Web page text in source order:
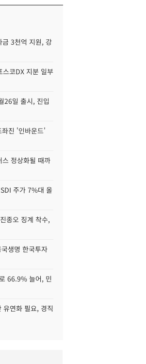
금 3천억 지원, 강
스코DX 지분 일부
26일 출시, 진입
진 '인바운드'
정상화될 때까
주가 7%대 올
종오 징계 착수,
생명 한국투자
66.9% 늘어, 민
연화 필요, 경직